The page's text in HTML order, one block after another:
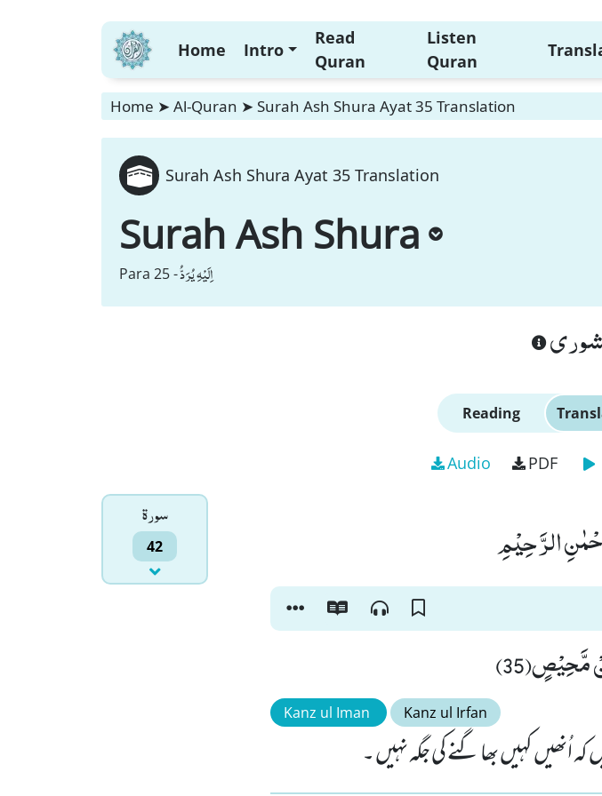
Home Intro
Read
Quran
Listen
Quran
Home ➤ Al-Quran ➤ Surah Ash Shura Ayat 35 Translation
Surah Ash Shura Ayat 35 Translation
Surah Ash Shura
Para 25 -اِلَیْهِ یُرَدُّ
Reading
Audio PDF
سورۃ
42 الرَّحِیْمِ
Kanz ul Iman Kanz ul Irfan
اُنھیں کہیں بھا گنے کی جگہ نہیں ۔